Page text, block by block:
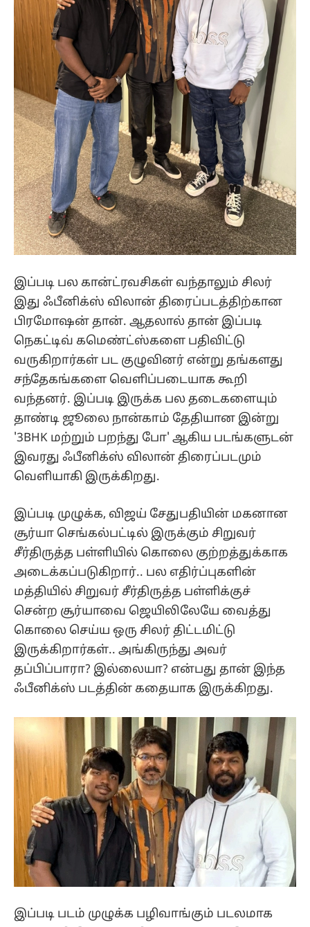
இப்படி பல கான்ட்ரவசிகள் வந்தாலும் சிலர்
இது ஃபீனிக்ஸ் விலான் திரைப்படத்திற்கான
பிரமோஷன் தான். ஆதலால் தான் இப்படி
நெகட்டிவ் கமெண்ட்ஸ்களை பதிவிட்டு
வருகிறார்கள் பட குழுவினர் என்று தங்களது
சந்தேகங்களை வெளிப்படையாக கூறி
வந்தனர். இப்படி இருக்க பல தடைகளையும்
தாண்டி ஜூலை நான்காம் தேதியான இன்று
'3BHK மற்றும் பறந்து போ' ஆகிய படங்களுடன்
இவரது ஃபீனிக்ஸ் விலான் திரைப்படமும்
வெளியாகி இருக்கிறது.
இப்படி முழுக்க, விஜய் சேதுபதியின் மகனான
சூர்யா செங்கல்பட்டில் இருக்கும் சிறுவர்
சீர்திருத்த பள்ளியில் கொலை குற்றத்துக்காக
அடைக்கப்படுகிறார்.. பல எதிர்ப்புகளின்
மத்தியில் சிறுவர் சீர்திருத்த பள்ளிக்குச்
சென்ற சூர்யாவை ஜெயிலிலேயே வைத்து
கொலை செய்ய ஒரு சிலர் திட்டமிட்டு
இருக்கிறார்கள்.. அங்கிருந்து அவர்
தப்பிப்பாரா? இல்லையா? என்பது தான் இந்த
ஃபீனிக்ஸ் படத்தின் கதையாக இருக்கிறது.
இப்படி படம் முழுக்க பழிவாங்கும் படலமாக